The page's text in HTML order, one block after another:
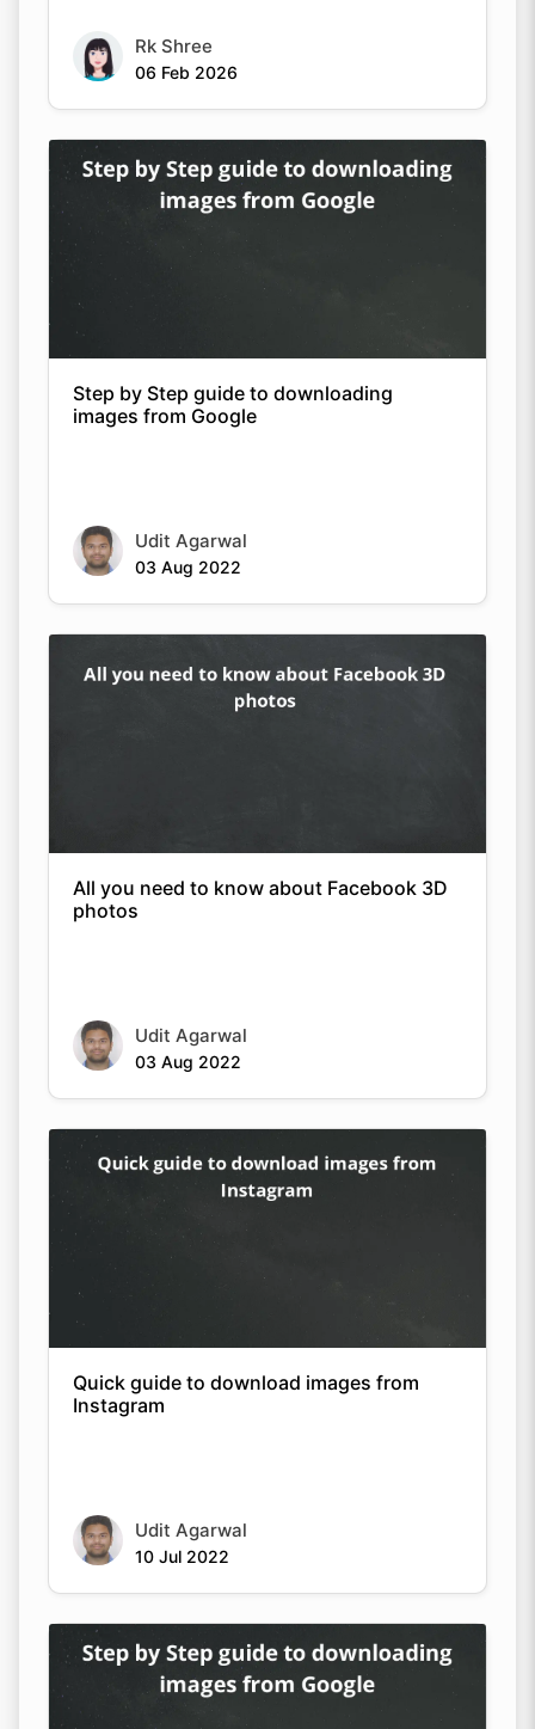
Rk Shree
06 Feb 2026
Step by Step guide to downloading
images from Google
Udit Agarwal
03 Aug 2022
All you need to know about Facebook 3D
photos
Udit Agarwal
03 Aug 2022
Quick guide to download images from
Instagram
Udit Agarwal
10 Jul 2022